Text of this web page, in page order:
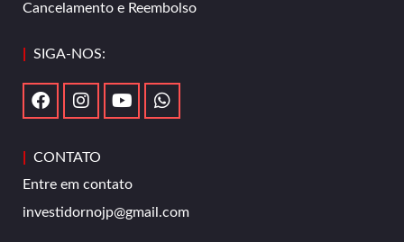
Cancelamento e Reembolso
SIGA-NOS:
CONTATO
Entre em contato
investidornojp@gmail.com